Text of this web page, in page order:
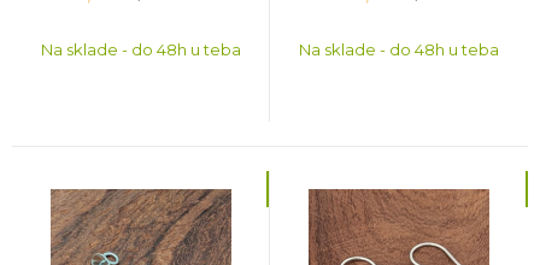
Na sklade - do 48h u teba Na sklade - do 48h u teba